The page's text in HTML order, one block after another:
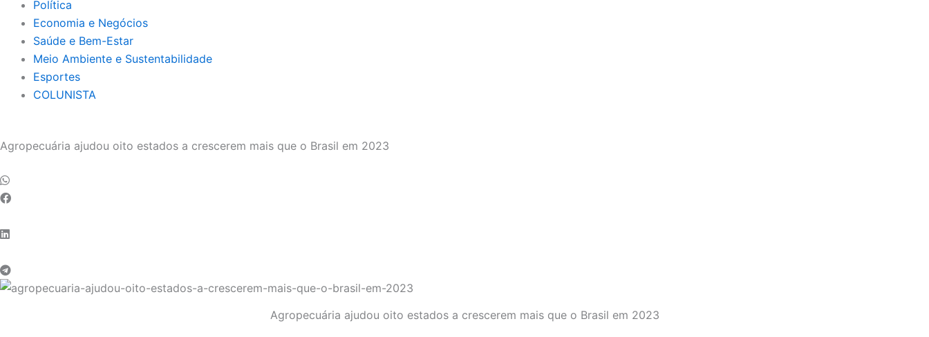
Política
Economia e Negócios
Saúde e Bem-Estar
Meio Ambiente e Sustentabilidade
Esportes
COLUNISTA
Agropecuária ajudou oito estados a crescerem mais que o Brasil em 2023
Agropecuária ajudou oito estados a crescerem mais que o Brasil em 2023